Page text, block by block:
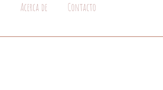
Acerca de Contacto